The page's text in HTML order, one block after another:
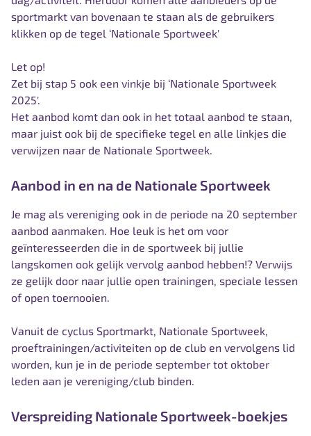
sportmarkt van bovenaan te staan als de gebruikers
klikken op de tegel ‘Nationale Sportweek'
Let op!
Zet bij stap 5 ook een vinkje bij ‘Nationale Sportweek
2025'.
Het aanbod komt dan ook in het totaal aanbod te staan,
maar juist ook bij de specifieke tegel en alle linkjes die
verwijzen naar de Nationale Sportweek.
Aanbod in en na de Nationale Sportweek
Je mag als vereniging ook in de periode na 20 september
aanbod aanmaken. Hoe leuk is het om voor
geïnteresseerden die in de sportweek bij jullie
langskomen ook gelijk vervolg aanbod hebben!? Verwijs
ze gelijk door naar jullie open trainingen, speciale lessen
of open toernooien.
Vanuit de cyclus Sportmarkt, Nationale Sportweek,
proeftrainingen/activiteiten op de club en vervolgens lid
worden, kun je in de periode september tot oktober
leden aan je vereniging/club binden.
Verspreiding Nationale Sportweek-boekjes